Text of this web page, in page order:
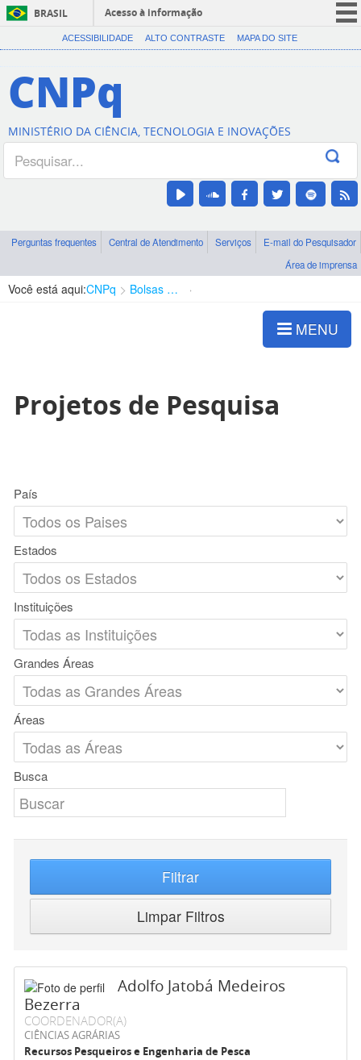
BRASIL
Acesso à informação
CORONAVÍRUS (COVID-19)
Canais
ACESSIBILIDADE ALTO CONTRASTE MAPA DO SITE
CNPq
MINISTÉRIO DA CIÊNCIA, TECNOLOGIA E INOVAÇÕES
Perguntas frequentes Central de Atendimento Serviços
E-mail do Pesquisador
Área de imprensa
Você está aqui:CNPq Bolsas e Auxílios Vigentes
MENU
Projetos de Pesquisa
País
Estados
Instituições
Grandes Áreas
Áreas
Busca
Filtrar
Limpar Filtros
Adolfo Jatobá Medeiros
Bezerra
COORDENADOR(A)
CIÊNCIAS AGRÁRIAS
Recursos Pesqueiros e Engenharia de Pesca